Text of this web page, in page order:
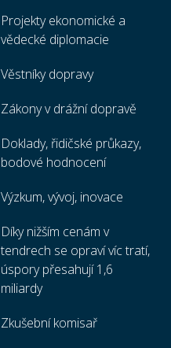
Projekty ekonomické a
vědecké diplomacie
Věstníky dopravy
Zákony v drážní dopravě
Doklady, řidičské průkazy,
bodové hodnocení
Výzkum, vývoj, inovace
Díky nižším cenám v
tendrech se opraví víc tratí,
úspory přesahují 1,6
miliardy
Zkušební komisař